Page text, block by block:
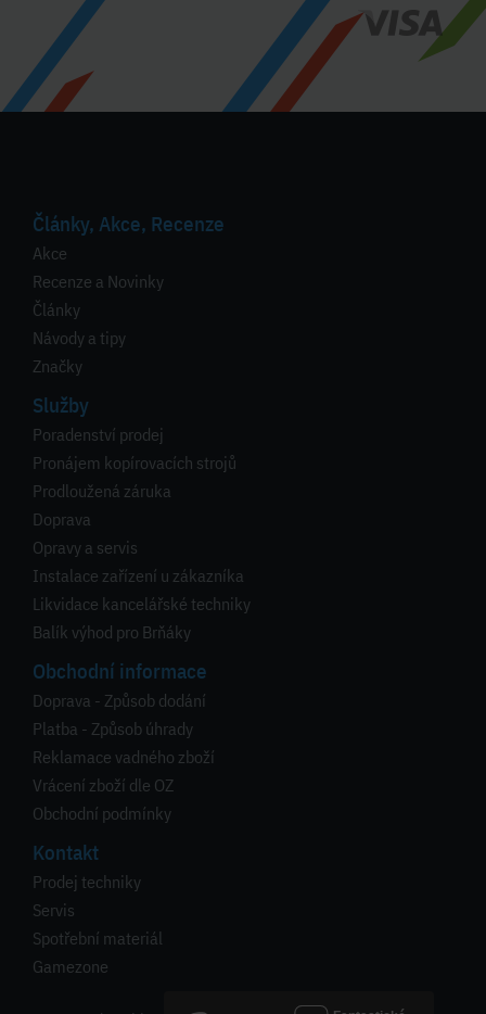
Články, Akce, Recenze
Akce
Recenze a Novinky
Články
Návody a tipy
Značky
Služby
Poradenství prodej
Pronájem kopírovacích strojů
Prodloužená záruka
Doprava
Opravy a servis
Instalace zařízení u zákazníka
Likvidace kancelářské techniky
Balík výhod pro Brňáky
Obchodní informace
Doprava - Způsob dodání
Platba - Způsob úhrady
Reklamace vadného zboží
Vrácení zboží dle OZ
Obchodní podmínky
Kontakt
Prodej techniky
Servis
Spotřební materiál
Gamezone